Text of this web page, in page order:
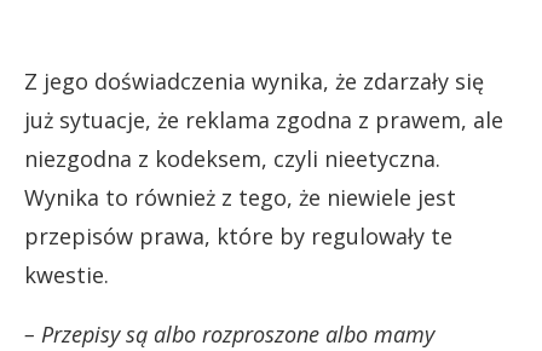
Z jego doświadczenia wynika, że zdarzały się
już sytuacje, że reklama zgodna z prawem, ale
niezgodna z kodeksem, czyli nieetyczna.
Wynika to również z tego, że niewiele jest
przepisów prawa, które by regulowały te
kwestie.
– Przepisy są albo rozproszone albo mamy